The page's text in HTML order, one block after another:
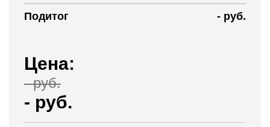
Подитог - руб.
Цена:
-руб.
- руб.